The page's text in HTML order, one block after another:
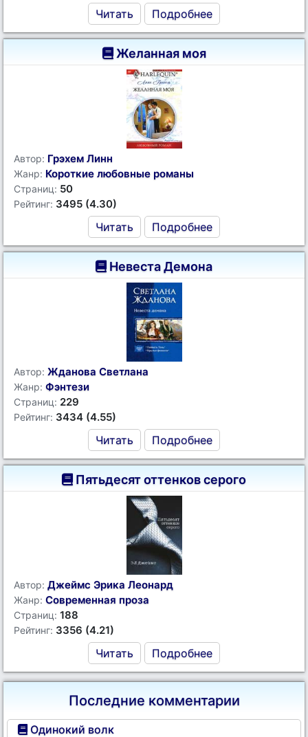
Читать Подробнее
Желанная моя
Автор: Грэхем Линн
Жанр: Короткие любовные романы
Страниц: 50
Рейтинг: 3495 (4.30)
Читать Подробнее
Невеста Демона
Автор: Жданова Светлана
Жанр: Фэнтези
Страниц: 229
Рейтинг: 3434 (4.55)
Читать Подробнее
Пятьдесят оттенков серого
Автор: Джеймс Эрика Леонард
Жанр: Современная проза
Страниц: 188
Рейтинг: 3356 (4.21)
Читать Подробнее
Последние комментарии
Одинокий волк